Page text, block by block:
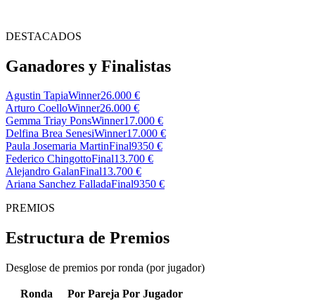
DESTACADOS
Ganadores y Finalistas
Agustin TapiaWinner26.000 €
Arturo CoelloWinner26.000 €
Gemma Triay PonsWinner17.000 €
Delfina Brea SenesiWinner17.000 €
Paula Josemaria MartinFinal9350 €
Federico ChingottoFinal13.700 €
Alejandro GalanFinal13.700 €
Ariana Sanchez FalladaFinal9350 €
PREMIOS
Estructura de Premios
Desglose de premios por ronda (por jugador)
Ronda Por Pareja Por Jugador